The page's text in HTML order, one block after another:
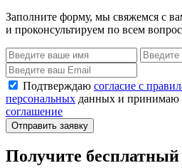
Заполните форму, мы свяжемся с
и проконсультируем по всем
Подтверждаю согласие с
персональных данных и принимаю
соглашение
Отправить заявку
Получите бесплатный